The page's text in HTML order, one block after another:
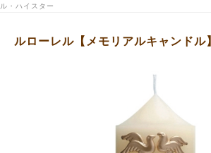
ル・ハイスター
ルローレル【メモリアルキャンドル